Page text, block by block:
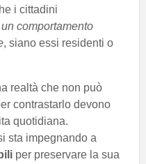
i cittadini
comportamento
, siano essi residenti o
realtà che non può
contrastarlo devono
quotidiana.
sta impegnando a
per preservare la sua